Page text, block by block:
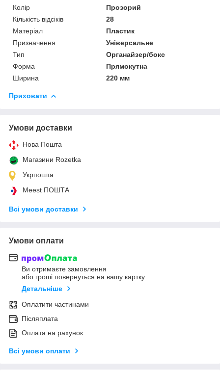
Колір
Прозорий
Кількість відсіків
28
Матеріал
Пластик
Призначення
Універсальне
Тип
Органайзер/бокс
Форма
Прямокутна
Ширина
220 мм
Приховати
Умови доставки
Нова Пошта
Магазини Rozetka
Укрпошта
Meest ПОШТА
Всі умови доставки
Умови оплати
Ви отримаєте замовлення
або гроші повернуться на вашу картку
Детальніше
Оплатити частинами
Післяплата
Оплата на рахунок
Всі умови оплати